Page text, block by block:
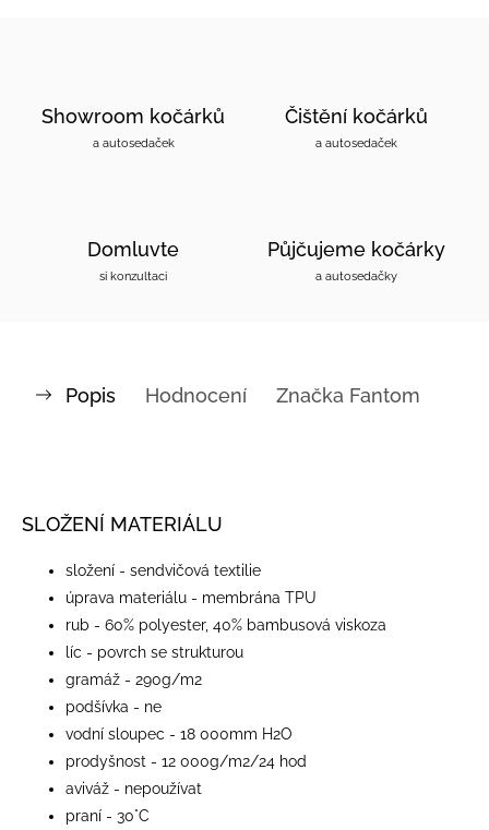
Showroom kočárků
a autosedaček
Čištění kočárků
a autosedaček
Domluvte
si konzultaci
Půjčujeme kočárky
a autosedačky
Popis Hodnocení Značka Fantom
SLOŽENÍ MATERIÁLU
složení - sendvičová textilie
úprava materiálu - membrána TPU
rub - 60% polyester, 40% bambusová viskoza
líc - povrch se strukturou
gramáž - 290g/m2
podšívka - ne
vodní sloupec - 18 000mm H2O
prodyšnost - 12 000g/m2/24 hod
aviváž - nepoužívat
praní - 30°C